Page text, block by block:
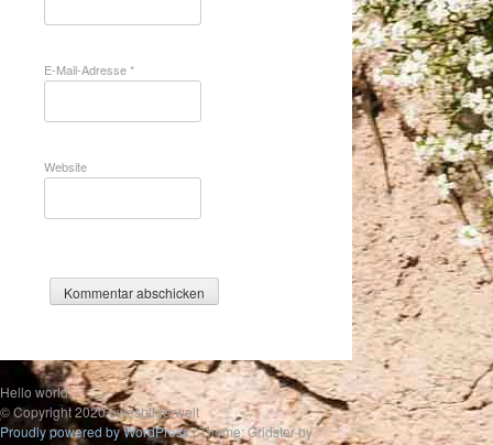
E-Mail-Adresse*
Website
Hello world
© Copyright 2020 uwesbilderwelt
Proudly powered by WordPress|Theme: Gridster by